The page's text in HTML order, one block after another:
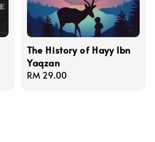
The History of Hayy Ibn
Yaqzan
Regular
RM 29.00